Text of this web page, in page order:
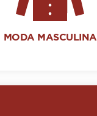
MODA MASCULINA